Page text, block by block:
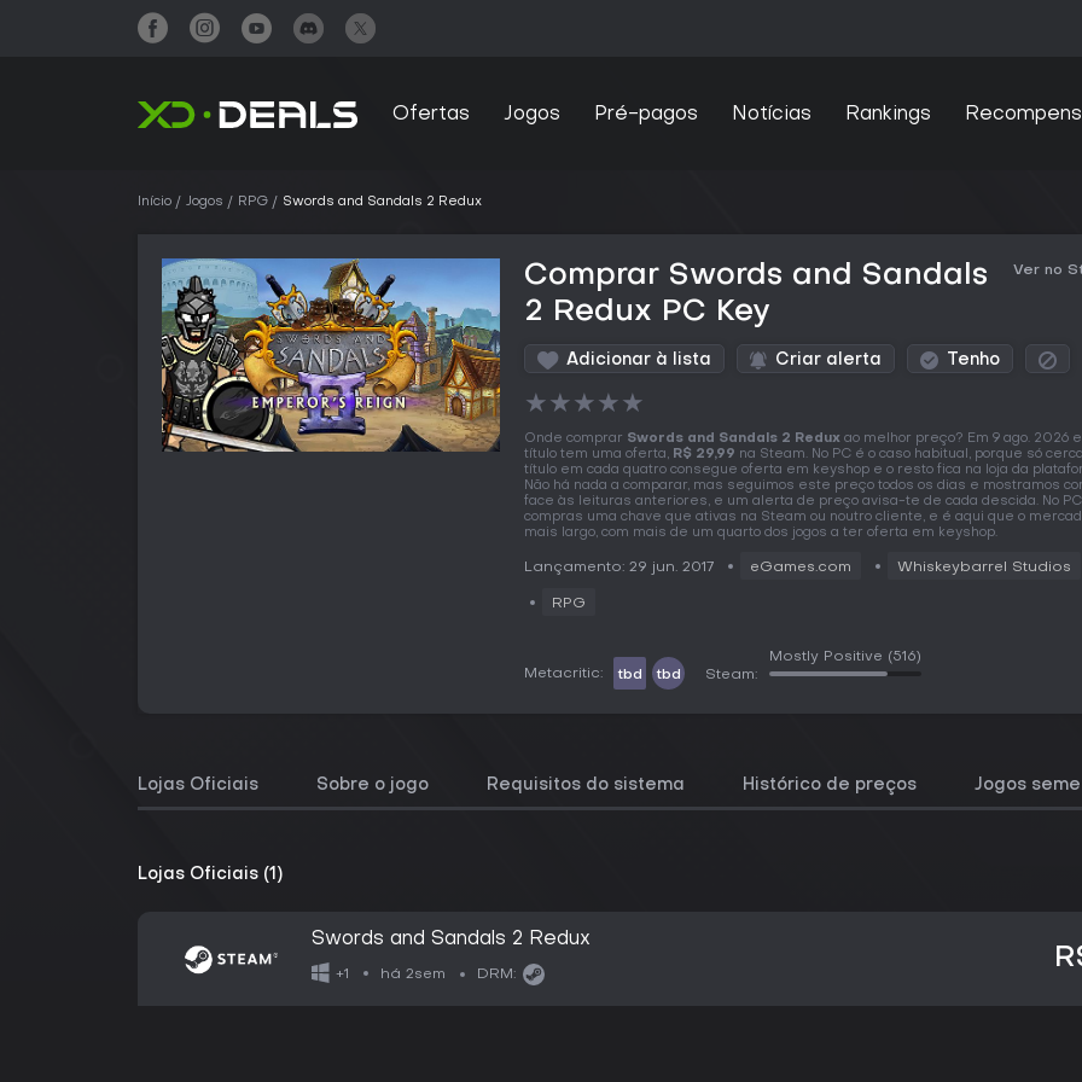
Ofertas Jogos Pré-pagos Notícias Rankings
Início Jogos RPG Swords and Sandals 2 Redux
Comprar Swords and Sandals
2 Redux PC Key
Ver no
Adicionar à lista Criar alerta Tenho
★★★★★
Onde comprar Swords and Sandals 2 Redux ao melhor preço? Em 9 ago. 2026
título tem uma oferta, R$ 29,99 na Steam. No PC é o caso habitual, porque só
título em cada quatro consegue oferta em keyshop e o resto fica na loja da
Não há nada a comparar, mas seguimos este preço todos os dias e mostramos
face às leituras anteriores, e um alerta de preço avisa-te de cada descida. No PC
compras uma chave que ativas na Steam ou noutro cliente, e é aqui que o
mais largo, com mais de um quarto dos jogos a ter oferta em keyshop.
Lançamento: 29 jun. 2017 eGames.com Whiskeybarrel Studios
RPG
Metacritic: tbd tbd Steam:
Mostly Positive (516)
Lojas Oficiais Sobre o jogo Requisitos do sistema Histórico de preços Jogos
Lojas Oficiais (1)
Swords and Sandals 2 Redux
+1 há 2sem DRM: